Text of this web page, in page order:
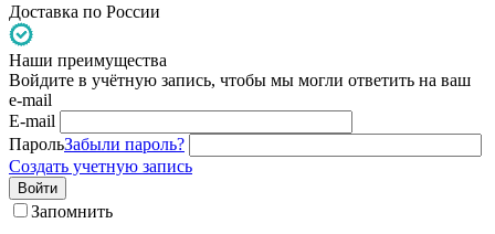
Доставка по России
Наши преимущества
Войдите в учётную запись, чтобы мы могли ответить на ваш
e-mail
E-mail
ПарольЗабыли пароль?
Создать учетную запись
Войти
Запомнить